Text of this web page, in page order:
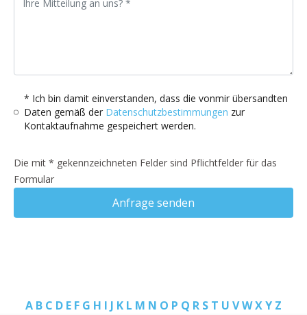
* Ich bin damit einverstanden, dass die vonmir übersandten
Daten gemäß der Datenschutzbestimmungen zur
Kontaktaufnahme gespeichert werden.
Die mit * gekennzeichneten Felder sind Pflichtfelder für das
Formular
Anfrage senden
A B C D E F G H I J K L M N O P Q R S T U VWXY Z